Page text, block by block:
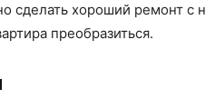
сделать хороший ремонт с
преобразиться.